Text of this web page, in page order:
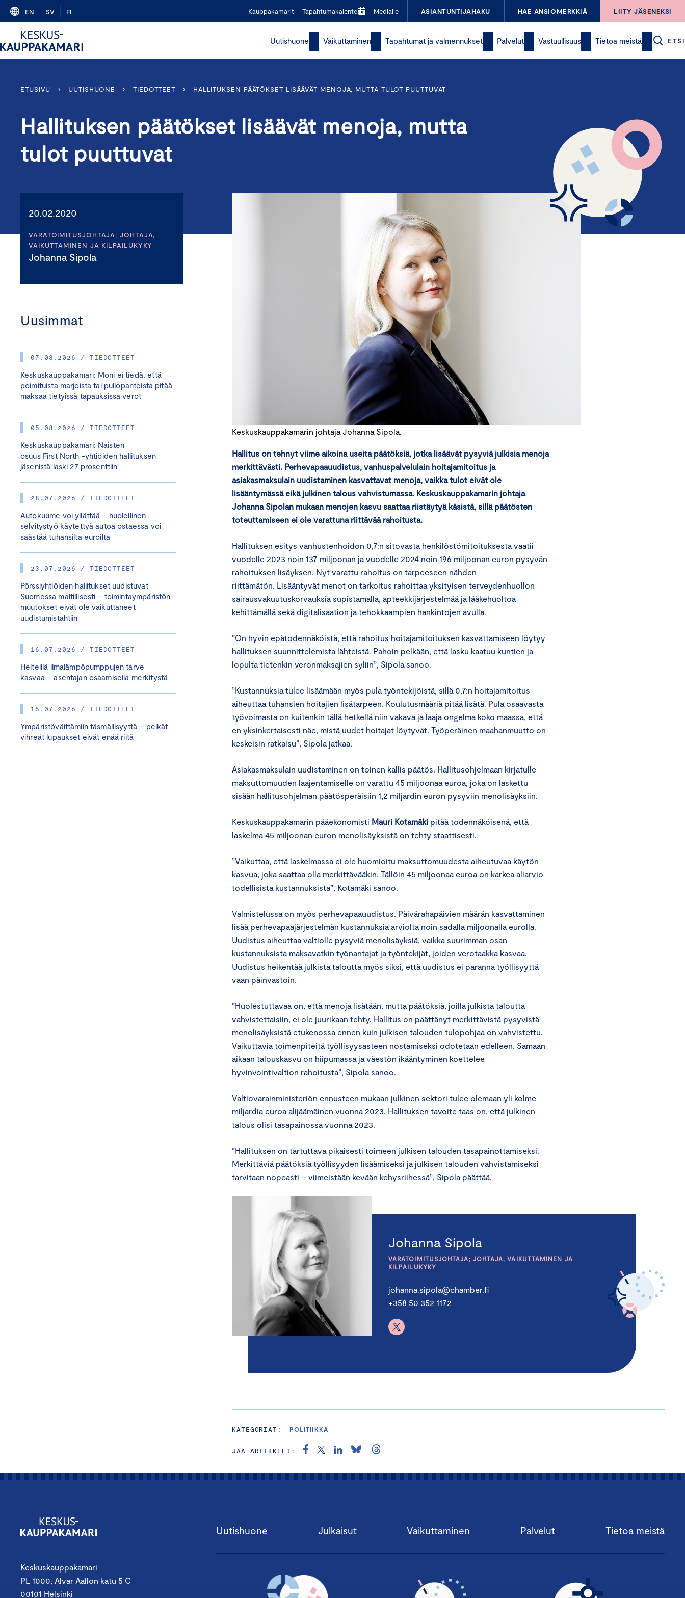
Skip
content
EN SV FI Kauppakamarit Tapahtumakalenteri Medialle ASIANTUNTIJAHAKU HAE ANSIOMERKKIÄ LIITY JÄSENEKSI
Uutishuone Vaikuttaminen Tapahtumat ja valmennukset Palvelut Vastuullisuus Tietoa meistä ETSI
ETUSIVU › UUTISHUONE › TIEDOTTEET › HALLITUKSEN PÄÄTÖKSET LISÄÄVÄT MENOJA, MUTTA TULOT PUUTTUVAT
Hallituksen päätökset lisäävät menoja, mutta
tulot puuttuvat
20.02.2020
VARATOIMITUSJOHTAJA; JOHTAJA,
VAIKUTTAMINEN JA KILPAILUKYKY
Johanna Sipola
Uusimmat
07.08.2026 / TIEDOTTEET
Keskuskauppakamari: Moni ei tiedä, että
poimituista marjoista tai pullopanteista pitää
maksaa tietyissä tapauksissa verot
05.08.2026 / TIEDOTTEET
Keskuskauppakamari: Naisten
osuus First North -yhtiöiden hallituksen
jäsenistä laski 27 prosenttiin
28.07.2026 / TIEDOTTEET
Autokuume voi yllättää – huolellinen
selvitystyö käytettyä autoa ostaessa voi
säästää tuhansilta euroilta
23.07.2026 / TIEDOTTEET
Pörssiyhtiöiden hallitukset uudistuvat
Suomessa maltillisesti – toimintaympäristön
muutokset eivät ole vaikuttaneet
uudistumistahtiin
16.07.2026 / TIEDOTTEET
Helteillä ilmalämpöpumppujen tarve
kasvaa – asentajan osaamisella merkitystä
15.07.2026 / TIEDOTTEET
Ympäristöväittämiin täsmällisyyttä – pelkät
vihreät lupaukset eivät enää riitä
Keskuskauppakamarin johtaja Johanna Sipola.
Hallitus on tehnyt viime aikoina useita päätöksiä, jotka lisäävät pysyviä julkisia menoja
merkittävästi. Perhevapaauudistus, vanhuspalvelulain hoitajamitoitus ja
asiakasmaksulain uudistaminen kasvattavat menoja, vaikka tulot eivät ole
lisääntymässä eikä julkinen talous vahvistumassa. Keskuskauppakamarin johtaja
Johanna Sipolan mukaan menojen kasvu saattaa riistäytyä käsistä, sillä päätösten
toteuttamiseen ei ole varattuna riittävää rahoitusta.
Hallituksen esitys vanhustenhoidon 0,7:n sitovasta henkilöstömitoituksesta vaatii
vuodelle 2023 noin 137 miljoonan ja vuodelle 2024 noin 196 miljoonan euron pysyvän
rahoituksen lisäyksen. Nyt varattu rahoitus on tarpeeseen nähden
riittämätön. Lisääntyvät menot on tarkoitus rahoittaa yksityisen terveydenhuollon
sairausvakuutuskorvauksia supistamalla, apteekkijärjestelmää ja lääkehuoltoa
kehittämällä sekä digitalisaation ja tehokkaampien hankintojen avulla.
”On hyvin epätodennäköistä, että rahoitus hoitajamitoituksen kasvattamiseen löytyy
hallituksen suunnittelemista lähteistä. Pahoin pelkään, että lasku kaatuu kuntien ja
lopulta tietenkin veronmaksajien syliin”, Sipola sanoo.
”Kustannuksia tulee lisäämään myös pula työntekijöistä, sillä 0,7:n hoitajamitoitus
aiheuttaa tuhansien hoitajien lisätarpeen. Koulutusmääriä pitää lisätä. Pula osaavasta
työvoimasta on kuitenkin tällä hetkellä niin vakava ja laaja ongelma koko maassa, että
en yksinkertaisesti näe, mistä uudet hoitajat löytyvät. Työperäinen maahanmuutto on
keskeisin ratkaisu”, Sipola jatkaa.
Asiakasmaksulain uudistaminen on toinen kallis päätös. Hallitusohjelmaan kirjatulle
maksuttomuuden laajentamiselle on varattu 45 miljoonaa euroa, joka on laskettu
sisään hallitusohjelman päätösperäisiin 1,2 miljardin euron pysyviin menolisäyksiin.
Keskuskauppakamarin pääekonomisti Mauri Kotamäki pitää todennäköisenä, että
laskelma 45 miljoonan euron menolisäyksistä on tehty staattisesti.
”Vaikuttaa, että laskelmassa ei ole huomioitu maksuttomuudesta aiheutuvaa käytön
kasvua, joka saattaa olla merkittävääkin. Tällöin 45 miljoonaa euroa on karkea aliarvio
todellisista kustannuksista”, Kotamäki sanoo.
Valmistelussa on myös perhevapaauudistus. Päivärahapäivien määrän kasvattaminen
lisää perhevapaajärjestelmän kustannuksia arviolta noin sadalla miljoonalla eurolla.
Uudistus aiheuttaa valtiolle pysyviä menolisäyksiä, vaikka suurimman osan
kustannuksista maksavatkin työnantajat ja työntekijät, joiden verotaakka kasvaa.
Uudistus heikentää julkista taloutta myös siksi, että uudistus ei paranna työllisyyttä
vaan päinvastoin.
”Huolestuttavaa on, että menoja lisätään, mutta päätöksiä, joilla julkista taloutta
vahvistettaisiin, ei ole juurikaan tehty. Hallitus on päättänyt merkittävistä pysyvistä
menolisäyksistä etukenossa ennen kuin julkisen talouden tulopohjaa on vahvistettu.
Vaikuttavia toimenpiteitä työllisyysasteen nostamiseksi odotetaan edelleen. Samaan
aikaan talouskasvu on hiipumassa ja väestön ikääntyminen koettelee
hyvinvointivaltion rahoitusta”, Sipola sanoo.
Valtiovarainministeriön ennusteen mukaan julkinen sektori tulee olemaan yli kolme
miljardia euroa alijäämäinen vuonna 2023. Hallituksen tavoite taas on, että julkinen
talous olisi tasapainossa vuonna 2023.
”Hallituksen on tartuttava pikaisesti toimeen julkisen talouden tasapainottamiseksi.
Merkittäviä päätöksiä työllisyyden lisäämiseksi ja julkisen talouden vahvistamiseksi
tarvitaan nopeasti – viimeistään kevään kehysriihessä”, Sipola päättää.
Johanna Sipola
VARATOIMITUSJOHTAJA; JOHTAJA, VAIKUTTAMINEN JA
KILPAILUKYKY
johanna.sipola@chamber.fi
+358 50 352 1172
KATEGORIAT: POLITIIKKA
JAA ARTIKKELI:
Keskuskauppakamari
PL 1000, Alvar Aallon katu 5 C
00101 Helsinki
Uutishuone Julkaisut Vaikuttaminen Palvelut Tietoa meistä